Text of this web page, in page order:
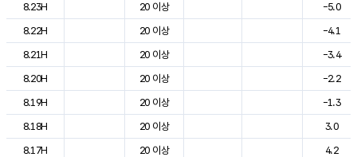
8.23H
20 이상
-5.0
8.22H
20 이상
-4.1
8.21H
20 이상
-3.4
8.20H
20 이상
-2.2
8.19H
20 이상
-1.3
8.18H
20 이상
3.0
8.17H
20 이상
4.2